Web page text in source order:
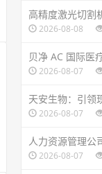
高精度激光切割
2026-08-08
贝净 AC 国际医
2026-08-07
天安生物：引领
2026-08-07
人力资源管理公
2026-08-07